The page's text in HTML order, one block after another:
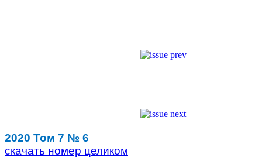
2020 Том 7 № 6
скачать номер целиком